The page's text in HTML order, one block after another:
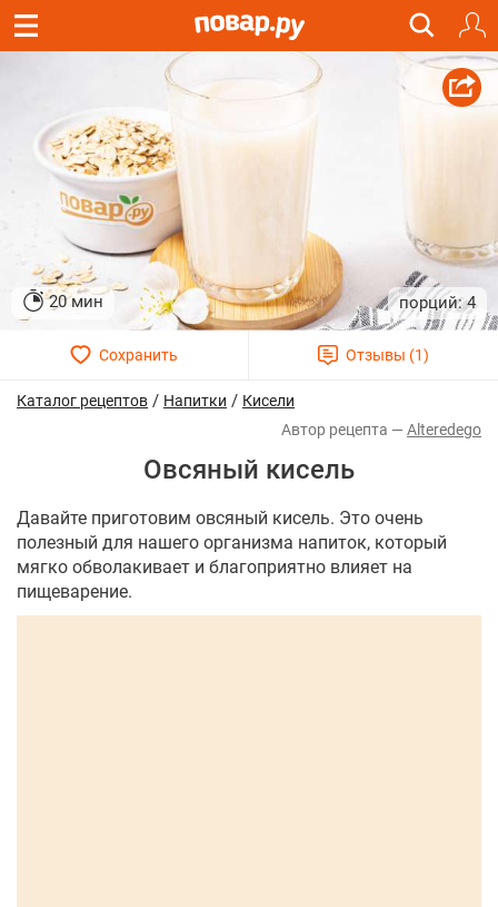
20 мин 4
Каталог рецептов / Напитки / Кисели
Alteredego
Овсяный кисель
Давайте приготовим овсяный кисель. Это очень
полезный для нашего организма напиток, который
мягко обволакивает и благоприятно влияет на
пищеварение.